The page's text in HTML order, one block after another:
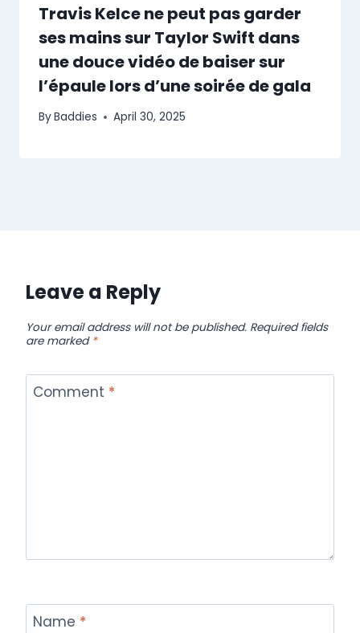
Travis Kelce ne peut pas garder
ses mains sur Taylor Swift dans
une douce vidéo de baiser sur
l’épaule lors d’une soirée de gala
ByBaddies April 30, 2025
Leave a Reply
Your email address will not be published. Required fields
are marked *
Comment *
Name *